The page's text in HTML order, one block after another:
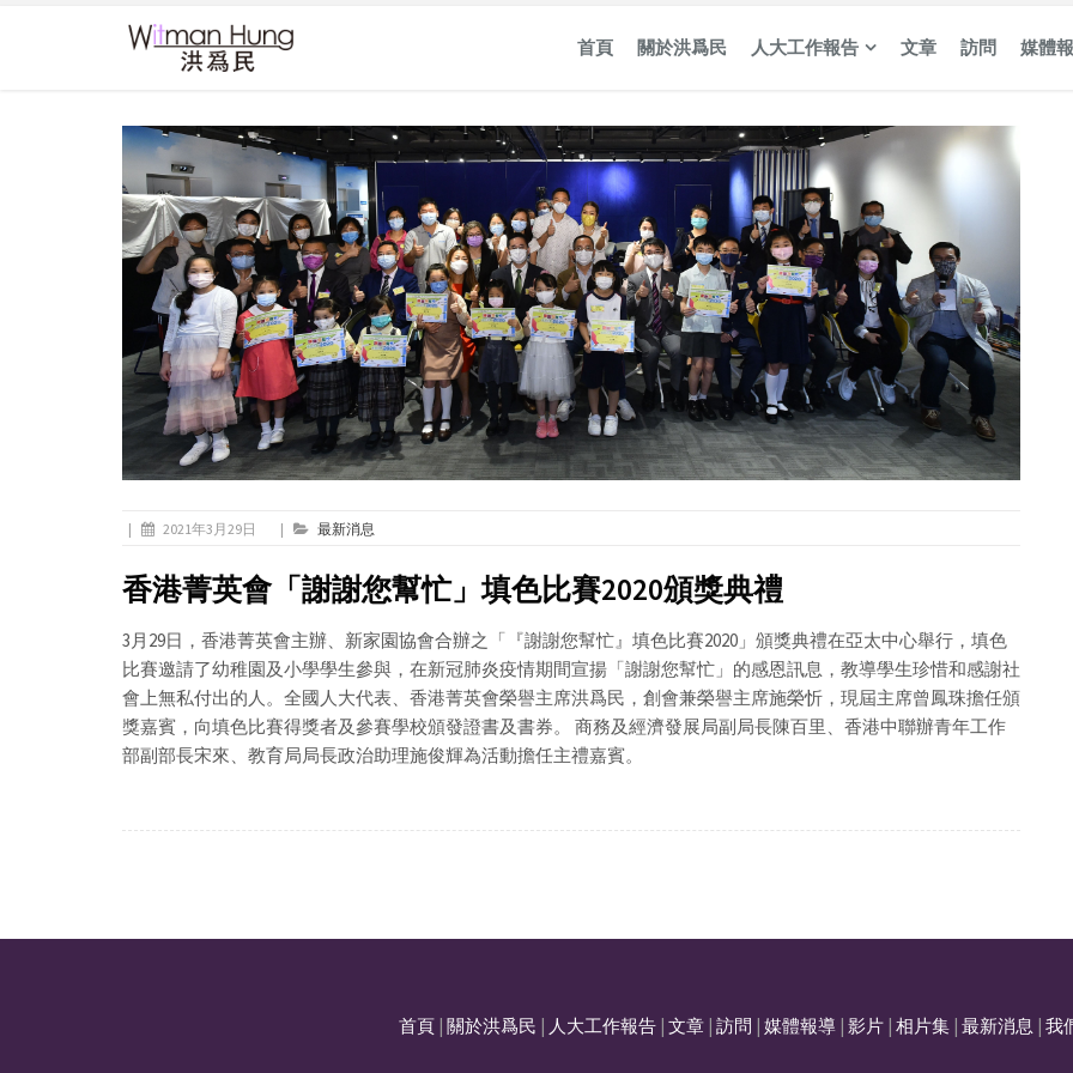
首頁 關於洪爲民 人大工作報告 文章 訪問 媒體
| 2021年3月29日 | 最新消息
香港菁英會「謝謝您幫忙」填色比賽2020頒獎典禮
3月29日，香港菁英會主辦、新家園協會合辦之「『謝謝您幫忙』填色比賽2020」頒獎典禮在亞太中心舉行，填色
比賽邀請了幼稚園及小學學生參與，在新冠肺炎疫情期間宣揚「謝謝您幫忙」的感恩訊息，教導學生珍惜和感謝社
會上無私付出的人。全國人大代表、香港菁英會榮譽主席洪爲民，創會兼榮譽主席施榮忻，現屆主席曾鳳珠擔任頒
獎嘉賓，向填色比賽得獎者及參賽學校頒發證書及書券。 商務及經濟發展局副局長陳百里、香港中聯辦青年工作
部副部長宋來、教育局局長政治助理施俊輝為活動擔任主禮嘉賓。
首頁 | 關於洪爲民 | 人大工作報告 | 文章 | 訪問 | 媒體報導 | 影片 | 相片集 | 最新消息 | 我